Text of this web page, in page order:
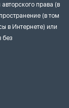
права (в
(в том
в Интернете) или
без